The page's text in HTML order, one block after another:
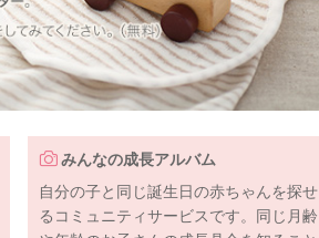
みんなの成長アルバム
自分の子と同じ誕生日の赤ちゃんを探せ
るコミュニティサービスです。同じ月齢